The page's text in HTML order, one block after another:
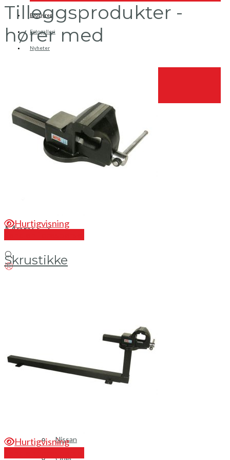
Brosjyrer
Fotogalleri
Nyheter
Kontakt oss
Menu
Hyundai
Nissan
Opel
Tilleggsprodukter -
hører med
Hurtigvisning
Skrustikke
Hurtigvisning